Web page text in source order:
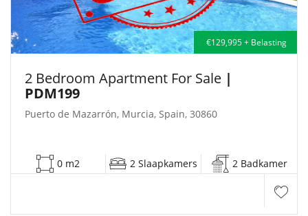
€129,995 + Belasting
2 Bedroom Apartment For Sale |
PDM199
Puerto de Mazarrón, Murcia, Spain, 30860
0 m2 2 Slaapkamers 2 Badkamer